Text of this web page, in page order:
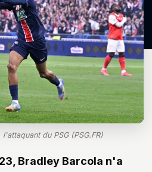
du PSG (PSG.FR)
Bradley Barcola n'a